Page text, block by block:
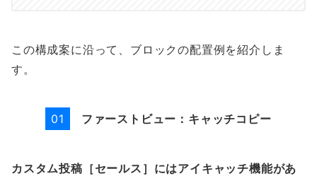
この構成案に沿って、ブロックの配置例を紹介しま
す。
01 ファーストビュー：キャッチコピー
カスタム投稿［セールス］にはアイキャッチ機能があ